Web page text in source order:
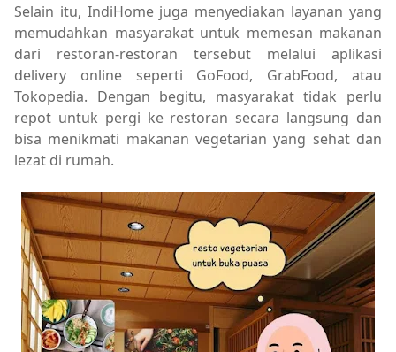
Selain itu, IndiHome juga menyediakan layanan yang
memudahkan masyarakat untuk memesan makanan
dari restoran-restoran tersebut melalui aplikasi
delivery online seperti GoFood, GrabFood, atau
Tokopedia. Dengan begitu, masyarakat tidak perlu
repot untuk pergi ke restoran secara langsung dan
bisa menikmati makanan vegetarian yang sehat dan
lezat di rumah.